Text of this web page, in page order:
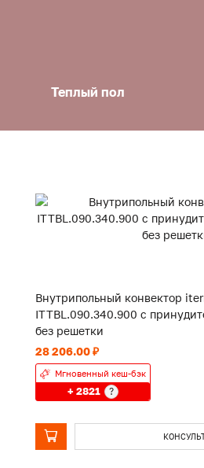
Теплый пол
Внутрипольный конвектор
ITTBL.090.340.900 с
без решетки
28 206.00 ₽
Мгновенный кеш-бэк
+ 2821 ?